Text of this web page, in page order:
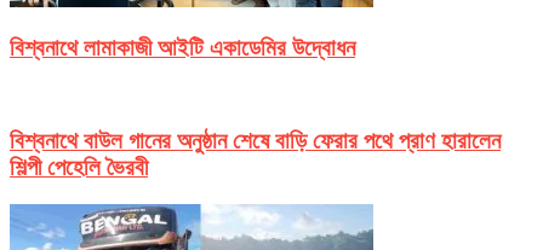
বিশ্বনাথে লামাকাজী আইটি একাডেমির উদ্বোধন
বিশ্বনাথে বাউল গানের অনুষ্ঠান শেষে বাড়ি ফেরার পথে প্রাণ হারালেন
শিল্পী পেহেলি ভৈরবী